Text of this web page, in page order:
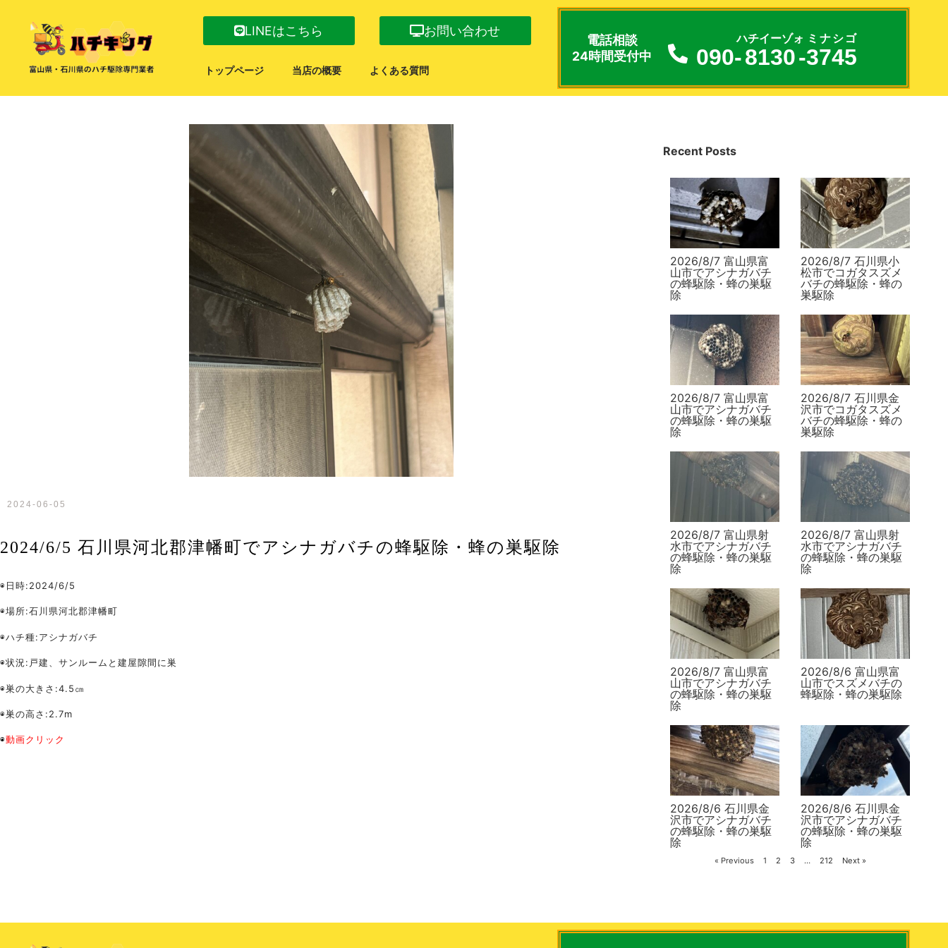
LINEはこちら お問い合わせ
トップページ 当店の概要 よくある質問
電話相談
24時間受付中
090-8130
ハチイーゾォ
-3745
ミナシゴ
2024-06-05
2024/6/5 石川県河北郡津幡町でアシナガバチの蜂駆除・蜂の巣駆除
◉日時:2024/6/5
◉場所:石川県河北郡津幡町
◉ハチ種:アシナガバチ
◉状況:戸建、サンルームと建屋隙間に巣
◉巣の大きさ:4.5㎝
◉巣の高さ:2.7m
◉動画クリック
Recent Posts
2026/8/7 富山県富
山市でアシナガバチ
の蜂駆除・蜂の巣駆
除
2026/8/7 石川県小
松市でコガタスズメ
バチの蜂駆除・蜂の
巣駆除
2026/8/7 富山県富
山市でアシナガバチ
の蜂駆除・蜂の巣駆
除
2026/8/7 石川県金
沢市でコガタスズメ
バチの蜂駆除・蜂の
巣駆除
2026/8/7 富山県射
水市でアシナガバチ
の蜂駆除・蜂の巣駆
除
2026/8/7 富山県射
水市でアシナガバチ
の蜂駆除・蜂の巣駆
除
2026/8/7 富山県富
山市でアシナガバチ
の蜂駆除・蜂の巣駆
除
2026/8/6 富山県富
山市でスズメバチの
蜂駆除・蜂の巣駆除
2026/8/6 石川県金
沢市でアシナガバチ
の蜂駆除・蜂の巣駆
除
2026/8/6 石川県金
沢市でアシナガバチ
の蜂駆除・蜂の巣駆
除
« Previous 1 2 3 … 212 Next »